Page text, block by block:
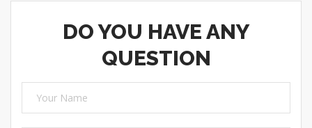
DO YOU HAVE ANY
QUESTION